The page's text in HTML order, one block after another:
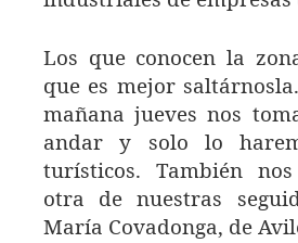
Los que conocen la
que es mejor
mañana jueves nos
andar y solo lo
turísticos. También
otra de nuestras
María Covadonga, de